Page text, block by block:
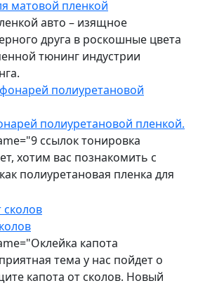
матовой пленкой
авто – изящное
друга в роскошные цвета
тюнинг индустрии
полиуретановой пленкой.
ссылок тонировка
хотим вас познакомить с
полиуретановая пленка для
капота
тема у нас пойдет о
капота от сколов. Новый